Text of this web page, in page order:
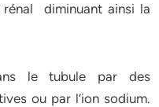
diminuant ainsi la
le tubule par des
ou par l’ion sodium.